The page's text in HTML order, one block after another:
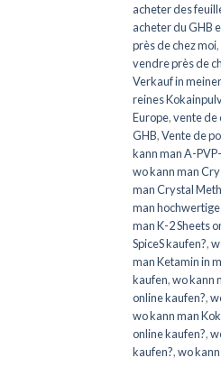
acheter des
acheter du GHB
près de chez moi,
vendre près de
Verkauf in
reines
Europe,vente de
GHB,Vente de
kann man A-
wo kann man
man Crystal
man
man K-2 Sheets
SpiceS kaufen?,
man Ketamin in
kaufen,wo kann
online kaufen?,
wo kann man
online kaufen?,
kaufen?,wo